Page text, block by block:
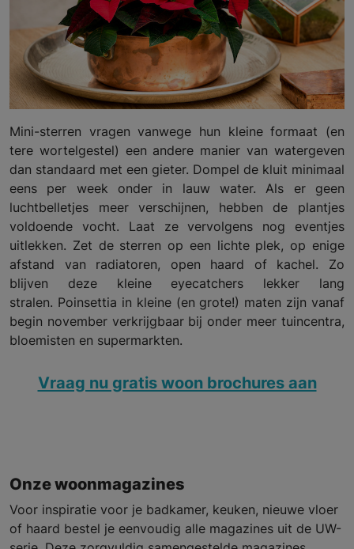
Mini-sterren vragen vanwege hun kleine formaat (en
tere wortelgestel) een andere manier van watergeven
dan standaard met een gieter. Dompel de kluit minimaal
eens per week onder in lauw water. Als er geen
luchtbelletjes meer verschijnen, hebben de plantjes
voldoende vocht. Laat ze vervolgens nog eventjes
uitlekken. Zet de sterren op een lichte plek, op enige
afstand van radiatoren, open haard of kachel. Zo
blijven deze kleine eyecatchers lekker lang
stralen. Poinsettia in kleine (en grote!) maten zijn vanaf
begin november verkrijgbaar bij onder meer tuincentra,
bloemisten en supermarkten.
Vraag nu gratis woon brochures aan
Onze woonmagazines
Voor inspiratie voor je badkamer, keuken, nieuwe vloer
of haard bestel je eenvoudig alle magazines uit de UW-